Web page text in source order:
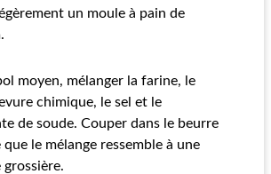
un moule à pain de
moyen, mélanger la farine, le
chimique, le sel et le
de soude. Couper dans le beurre
que le mélange ressemble à une